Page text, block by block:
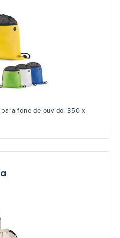
fone de ouvido. 350 x